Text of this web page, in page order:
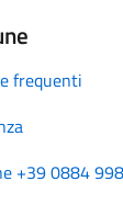
frequenti
+39 0884